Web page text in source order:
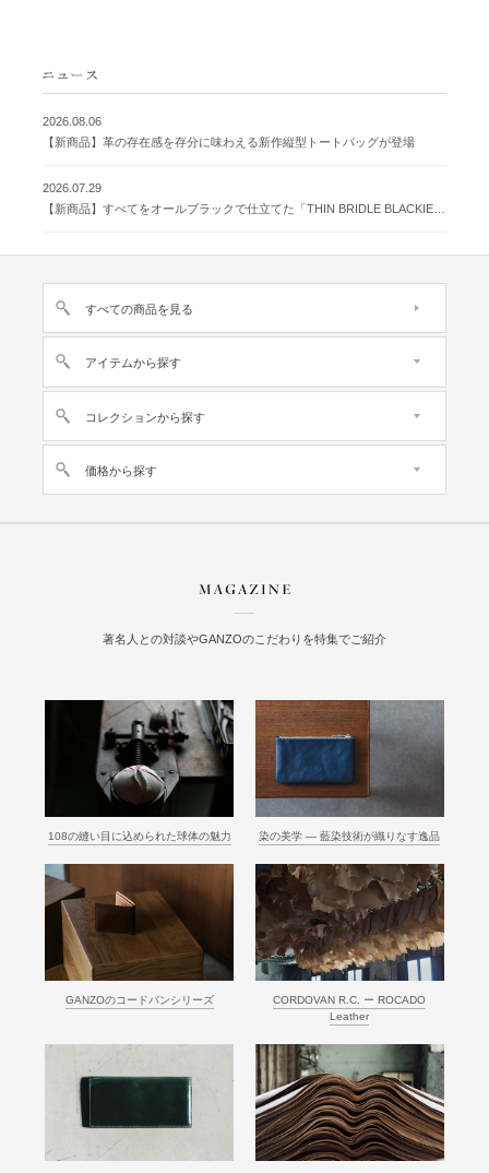
2026.08.06
【新商品】革の存在感を存分に味わえる新作縦型トートバッグが登場
2026.07.29
すべての商品を見る
アイテムから探す
コレクションから探す
価格から探す
著名人との対談やGANZOのこだわりを特集でご紹介
108の縫い目に込められた球体の魅力 染の美学 ― 藍染技術が織りなす逸品
GANZOのコードバンシリーズ
CORDOVAN R.C. ー ROCADO
Leather